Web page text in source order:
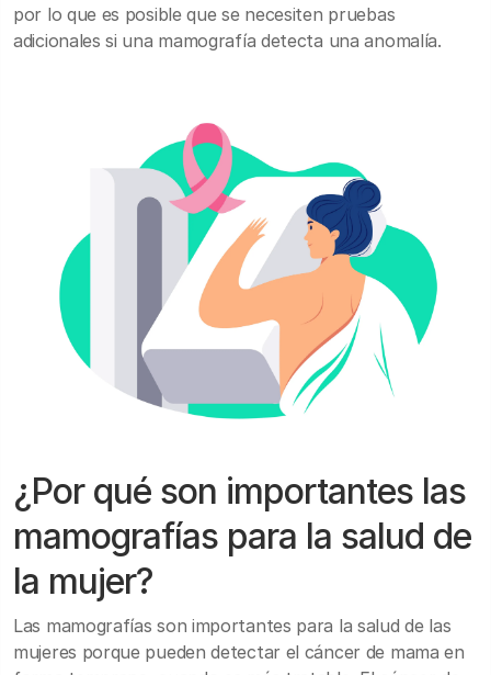
por lo que es posible que se necesiten pruebas
adicionales si una mamografía detecta una anomalía.
¿Por qué son importantes las
mamografías para la salud de
la mujer?
Las mamografías son importantes para la salud de las
mujeres porque pueden detectar el cáncer de mama en